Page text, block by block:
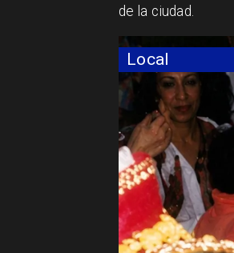
Local
de la ciudad.